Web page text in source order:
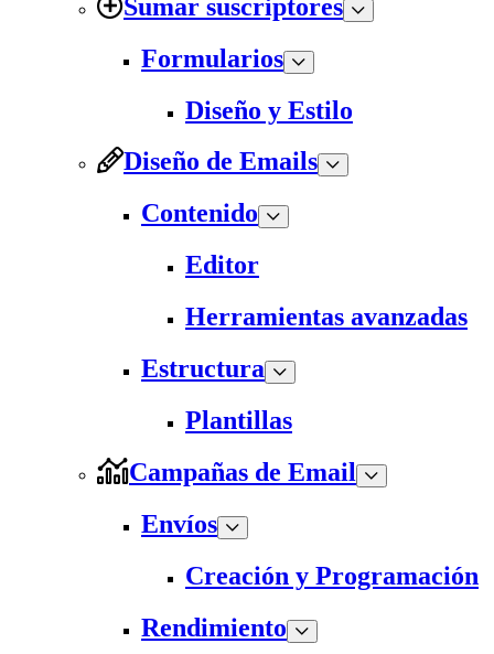
Sumar suscriptores
Formularios
Diseño y Estilo
Diseño de Emails
Contenido
Editor
Herramientas avanzadas
Estructura
Plantillas
Campañas de Email
Envíos
Creación y Programación
Rendimiento